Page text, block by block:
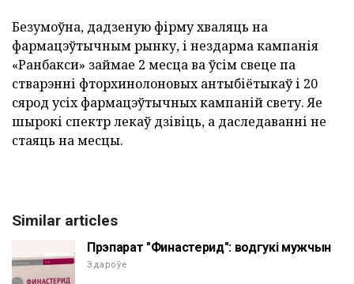
Безумоўна, дадзеную фірму хваляць на
фармацэўтычным рынку, і нездарма кампанія
«Ранбакси» займае 2 месца ва ўсім свеце па
стварэнні фторхинолоновых антыбіётыкаў і 20
сярод усіх фармацэўтычных кампаній свету. Яе
шырокі спектр лекаў дзівіць, а даследаванні не
стаяць на месцы.
Similar articles
Прэпарат "Финастерид": водгукі мужчын
Здароўе